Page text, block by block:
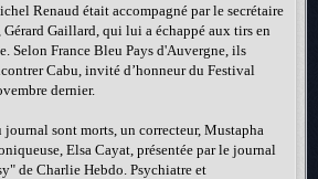
Renaud était accompagné par le secrétaire
Gérard Gaillard, qui lui a échappé aux tirs en
Selon France Bleu Pays d'Auvergne, ils
Cabu, invité d’honneur du Festival
dernier.
journal sont morts, un correcteur, Mustapha
Elsa Cayat, présentée par le journal
de Charlie Hebdo. Psychiatre et